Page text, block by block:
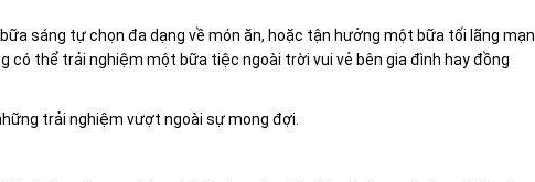
sáng tự chọn đa dạng về món ăn, hoặc tận hưởng một bữa tối lãng mạn
có thể trải nghiệm một bữa tiệc ngoài trời vui vẻ bên gia đình hay đồng
trải nghiệm vượt ngoài sự mong đợi.